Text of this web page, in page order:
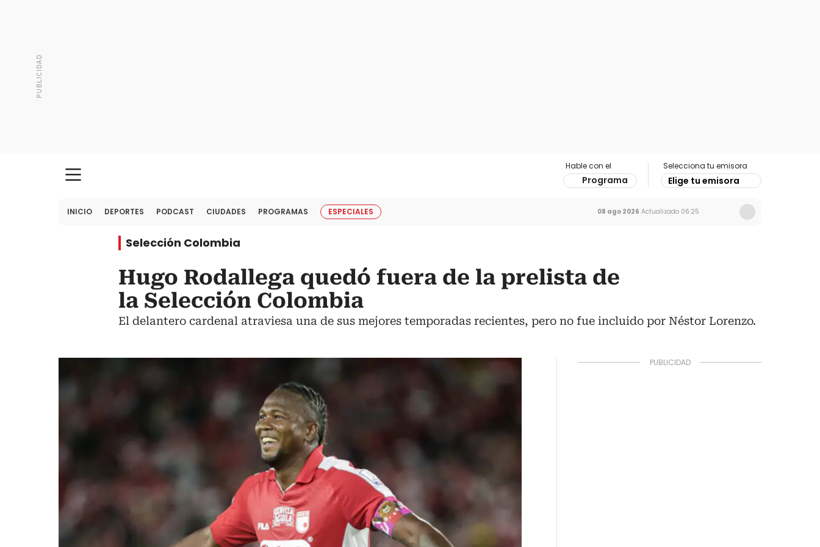
Hable con el
Programa
Selecciona tu emisora
Elige tu emisora
INICIO DEPORTES PODCAST CIUDADES PROGRAMAS ESPECIALES 08 ago 2026 Actualizado 06:25
Selección Colombia
Hugo Rodallega quedó fuera de la prelista de
la Selección Colombia
El delantero cardenal atraviesa una de sus mejores temporadas recientes, pero no fue incluido por Néstor Lorenzo.